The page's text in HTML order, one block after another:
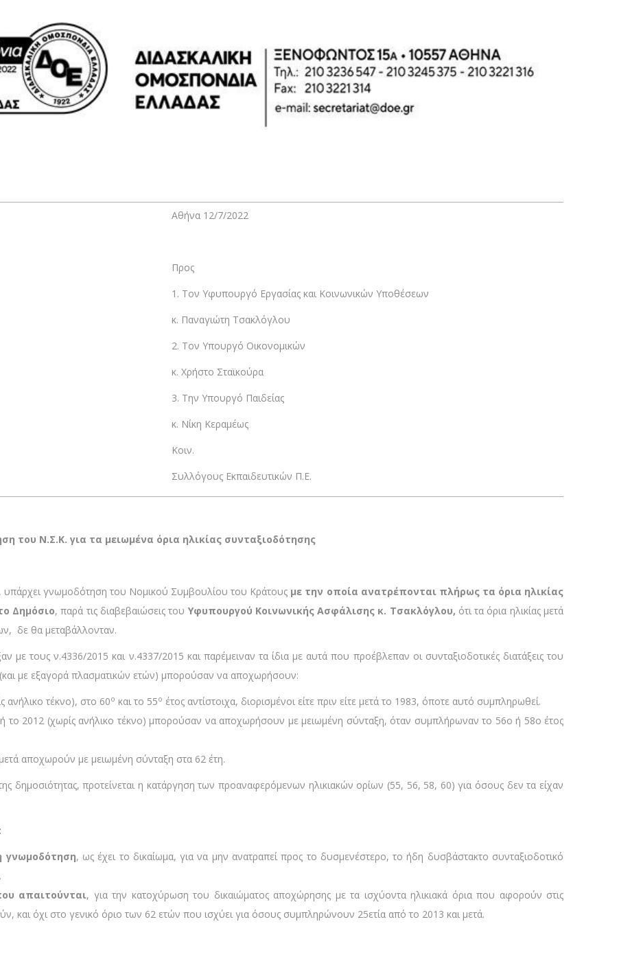
Αθήνα 12/7/2022
Προς
1. Τον Υφυπουργό Εργασίας και Κοινωνικών Υποθέσεων
κ. Παναγιώτη Τσακλόγλου
2. Τον Υπουργό Οικονομικών
κ. Χρήστο Σταϊκούρα
3. Την Υπουργό Παιδείας
κ. Νίκη Κεραμέως
Κοιν.
Συλλόγους Εκπαιδευτικών Π.Ε.
του Ν.Σ.Κ. για τα μειωμένα όρια ηλικίας συνταξιοδότησης
γνωμοδότηση του Νομικού Συμβουλίου του Κράτους με την οποία ανατρέπονται πλήρως τα όρια ηλικίας
Δημόσιο, παρά τις διαβεβαιώσεις του Υφυπουργού Κοινωνικής Ασφάλισης κ. Τσακλόγλου, ότι τα όρια ηλικίας μετά
δε θα μεταβάλλονταν.
με τους ν.4336/2015 και ν.4337/2015 και παρέμειναν τα ίδια με αυτά που προέβλεπαν οι συνταξιοδοτικές διατάξεις του
με εξαγορά πλασματικών ετών) μπορούσαν να αποχωρήσουν:
ανήλικο τέκνο), στο 60ο και το 55ο έτος αντίστοιχα, διορισμένοι είτε πριν είτε μετά το 1983, όποτε αυτό συμπληρωθεί.
ή το 2012 (χωρίς ανήλικο τέκνο) μπορούσαν να αποχωρήσουν με μειωμένη σύνταξη, όταν συμπλήρωναν το 56ο ή 58ο έτος
αποχωρούν με μειωμένη σύνταξη στα 62 έτη.
προτείνεται η κατάργηση των προαναφερόμενων ηλικιακών ορίων (55, 56, 58, 60) για όσους δεν τα είχαν
γνωμοδότηση, ως έχει το δικαίωμα, για να μην ανατραπεί προς το δυσμενέστερο, το ήδη δυσβάστακτο συνταξιοδοτικό
απαιτούνται, για την κατοχύρωση του δικαιώματος αποχώρησης με τα ισχύοντα ηλικιακά όρια που αφορούν στις
και όχι στο γενικό όριο των 62 ετών που ισχύει για όσους συμπληρώνουν 25ετία από το 2013 και μετά.